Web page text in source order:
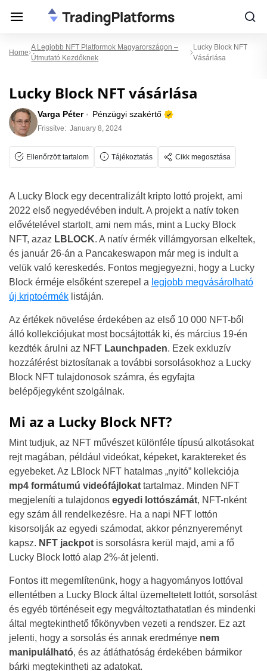
Home
A Legjobb NFT Platformok Magyarországon –
Útmutató Kezdőknek
Lucky Block NFT
Vásárlása
Lucky Block NFT vásárlása
Varga Péter Pénzügyi szakértő
Frissítve: January 8, 2024
Ellenőrzött tartalom Tájékoztatás Cikk megosztása
A Lucky Block egy decentralizált kripto lottó projekt, ami
2022 első negyedévében indult. A projekt a natív token
elővételével startolt, ami nem más, mint a Lucky Block
NFT, azaz LBLOCK. A natív érmék villámgyorsan elkeltek,
és január 26-án a Pancakeswapon már meg is indult a
velük való kereskedés. Fontos megjegyezni, hogy a Lucky
Block érméje elsőként szerepel a legjobb megvásárolható
új kriptoérmék listáján.
Az értékek növelése érdekében az első 10 000 NFT-ből
álló kollekciójukat most bocsájtották ki, és március 19-én
kezdték árulni az NFT Launchpaden. Ezek exkluzív
hozzáférést biztosítanak a további sorsolásokhoz a Lucky
Block NFT tulajdonosok számra, és egyfajta
belépőjegyként szolgálnak.
Mi az a Lucky Block NFT?
Mint tudjuk, az NFT művészet különféle típusú alkotásokat
rejt magában, például videókat, képeket, karaktereket és
egyebeket. Az LBlock NFT hatalmas „nyitó” kollekciója
mp4 formátumú videófájlokat tartalmaz. Minden NFT
megjeleníti a tulajdonos egyedi lottószámát, NFT-nként
egy szám áll rendelkezésre. Ha a napi NFT lottón
kisorsolják az egyedi számodat, akkor pénznyereményt
kapsz. NFT jackpot is sorsolásra kerül majd, ami a fő
Lucky Block lottó alap 2%-át jelenti.
Fontos itt megemlítenünk, hogy a hagyományos lottóval
ellentétben a Lucky Block által üzemeltetett lottót, sorsolást
és egyéb történéseit egy megváltoztathatatlan és mindenki
által megtekinthető főkönyvben vezeti a rendszer. Ez azt
jelenti, hogy a sorsolás és annak eredménye nem
manipulálható, és az átláthatóság érdekében bármikor
bárki megtekintheti az adatokat.